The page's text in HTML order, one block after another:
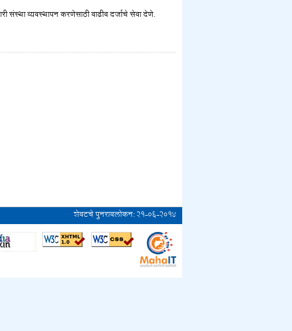
संस्था व्यवस्थापन करणेसाठी वाढीव दर्जाचे सेवा देणे.
शेवटचे पुनरावलोकन:२१-०६-२०१४